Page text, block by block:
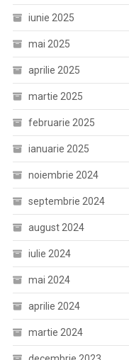
iunie 2025
mai 2025
aprilie 2025
martie 2025
februarie 2025
ianuarie 2025
noiembrie 2024
septembrie 2024
august 2024
iulie 2024
mai 2024
aprilie 2024
martie 2024